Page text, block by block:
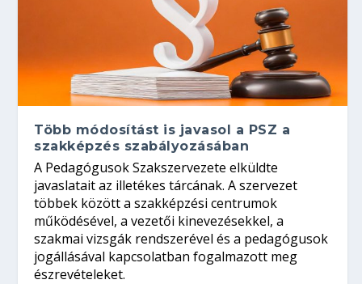
Több módosítást is javasol a PSZ a
szakképzés szabályozásában
A Pedagógusok Szakszervezete elküldte
javaslatait az illetékes tárcának. A szervezet
többek között a szakképzési centrumok
működésével, a vezetői kinevezésekkel, a
szakmai vizsgák rendszerével és a pedagógusok
jogállásával kapcsolatban fogalmazott meg
észrevételeket.